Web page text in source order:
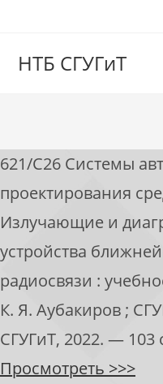
НТБ СГУГиТ
621/С26 Системы
проектирования
Излучающие и
устройства
радиосвязи :
К. Я. Аубакиров ;
СГУГиТ, 2022. — 103
Просмотреть >>>